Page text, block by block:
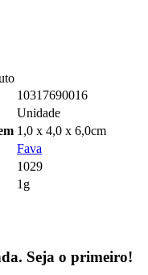
10317690016
Unidade
1,0 x 4,0 x 6,0cm
Fava
1029
1g
Seja o primeiro!